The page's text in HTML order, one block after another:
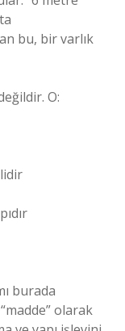
bu, bir varlık
O:
burada
olarak